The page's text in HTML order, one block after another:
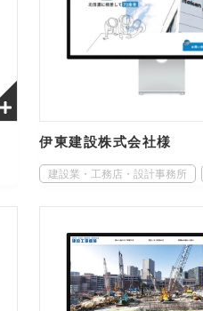
伊東建設株式会社様
建設業・工務店・設計事務所